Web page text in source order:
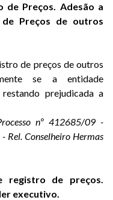
de Preços. Adesão a
Preços de outros
de preços de outros
se a entidade
prejudicada a
nº 412685/09 -
- Rel. Conselheiro Hermas
registro de preços.
executivo.